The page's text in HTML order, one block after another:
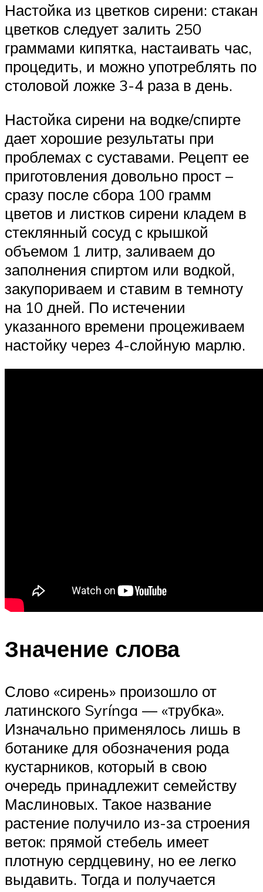
Настойка из цветков сирени: стакан
цветков следует залить 250
граммами кипятка, настаивать час,
процедить, и можно употреблять по
столовой ложке 3-4 раза в день.
Настойка сирени на водке/спирте
дает хорошие результаты при
проблемах с суставами. Рецепт ее
приготовления довольно прост –
сразу после сбора 100 грамм
цветов и листков сирени кладем в
стеклянный сосуд с крышкой
объемом 1 литр, заливаем до
заполнения спиртом или водкой,
закупориваем и ставим в темноту
на 10 дней. По истечении
указанного времени процеживаем
настойку через 4-слойную марлю.
Значение слова
Слово «сирень» произошло от
латинского Syrínga — «трубка».
Изначально применялось лишь в
ботанике для обозначения рода
кустарников, который в свою
очередь принадлежит семейству
Маслиновых. Такое название
растение получило из-за строения
веток: прямой стебель имеет
плотную сердцевину, но ее легко
выдавить. Тогда и получается